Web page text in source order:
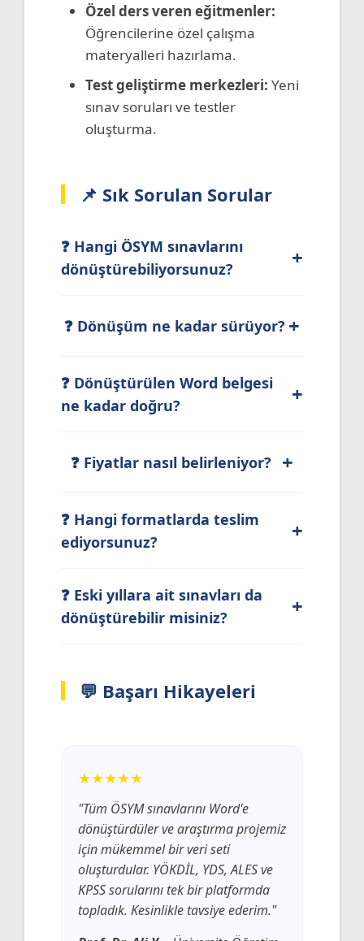
Özel ders veren eğitmenler:
Öğrencilerine özel çalışma
materyalleri hazırlama.
Test geliştirme merkezleri: Yeni
sınav soruları ve testler
oluşturma.
📌 Sık Sorulan Sorular
❓ Hangi ÖSYM sınavlarını
dönüştürebiliyorsunuz?
+
❓ Dönüşüm ne kadar sürüyor? +
❓ Dönüştürülen Word belgesi
ne kadar doğru?
+
❓ Fiyatlar nasıl belirleniyor? +
❓ Hangi formatlarda teslim
ediyorsunuz?
+
❓ Eski yıllara ait sınavları da
dönüştürebilir misiniz?
+
💬 Başarı Hikayeleri
★★★★★
"Tüm ÖSYM sınavlarını Word'e
dönüştürdüler ve araştırma projemiz
için mükemmel bir veri seti
oluşturdular. YÖKDİL, YDS, ALES ve
KPSS sorularını tek bir platformda
topladık. Kesinlikle tavsiye ederim."